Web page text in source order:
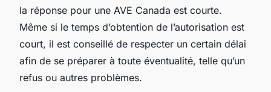
la réponse pour une AVE Canada est courte.
Même si le temps d’obtention de l’autorisation est
court, il est conseillé de respecter un certain délai
afin de se préparer à toute éventualité, telle qu’un
refus ou autres problèmes.